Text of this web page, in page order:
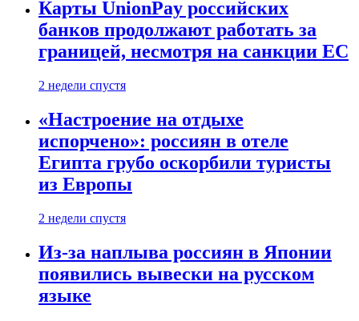
Карты UnionPay российских
банков продолжают работать за
границей, несмотря на санкции ЕС
2 недели спустя
«Настроение на отдыхе
испорчено»: россиян в отеле
Египта грубо оскорбили туристы
из Европы
2 недели спустя
Из-за наплыва россиян в Японии
появились вывески на русском
языке